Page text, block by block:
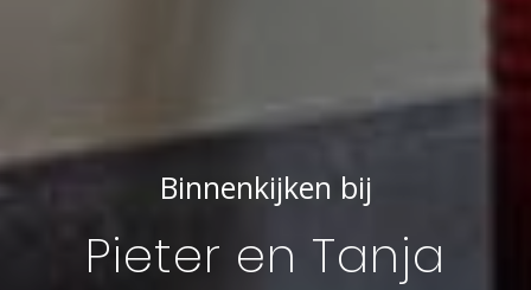
Binnenkijken bij
Pieter en Tanja